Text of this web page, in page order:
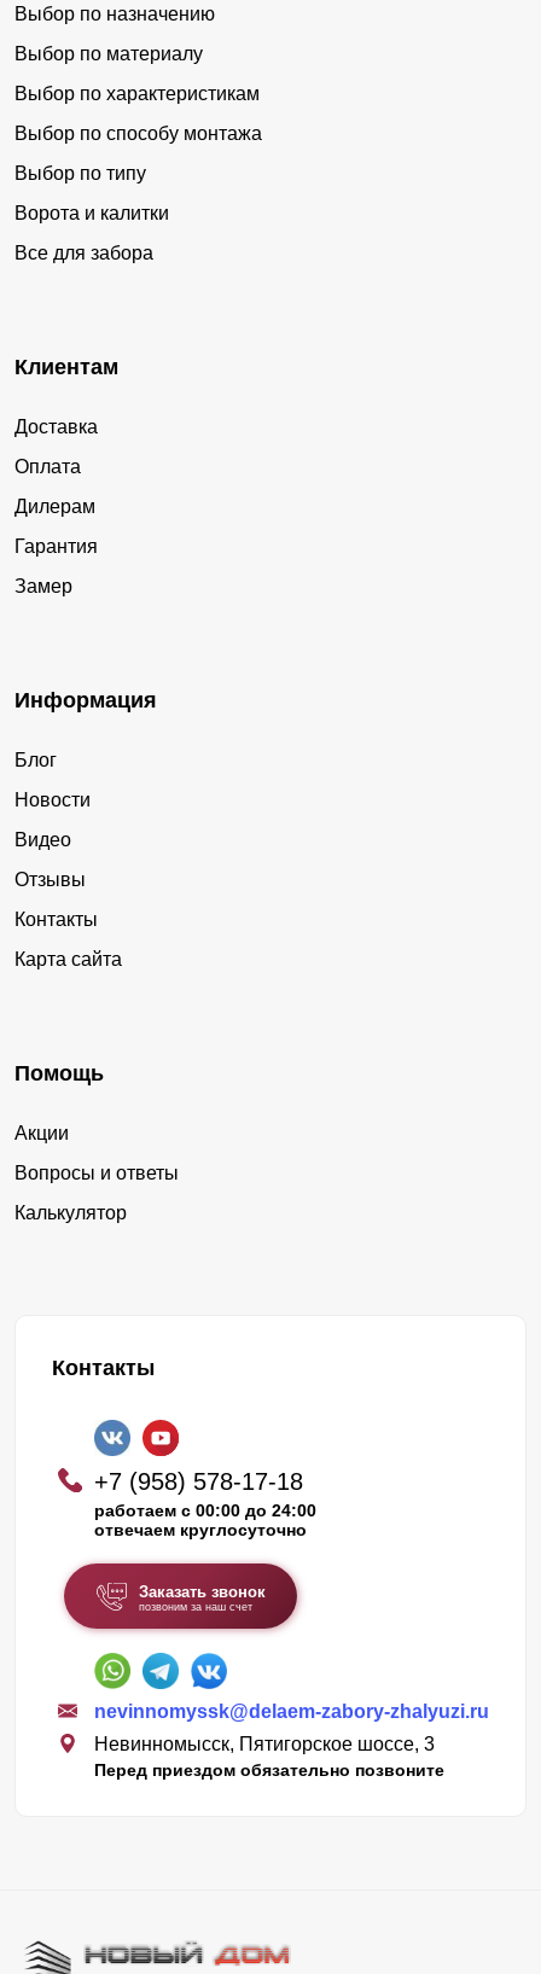
Выбор по назначению
Выбор по материалу
Выбор по характеристикам
Выбор по способу монтажа
Выбор по типу
Ворота и калитки
Все для забора
Клиентам
Доставка
Оплата
Дилерам
Гарантия
Замер
Информация
Блог
Новости
Видео
Отзывы
Контакты
Карта сайта
Помощь
Акции
Вопросы и ответы
Калькулятор
Контакты
+7 (958) 578-17-18
работаем с 00:00 до 24:00
отвечаем круглосуточно
Заказать звонок
позвоним за наш счет
nevinnomyssk@delaem-zabory-zhalyuzi.ru
Невинномысск, Пятигорское шоссе, 3
Перед приездом обязательно позвоните